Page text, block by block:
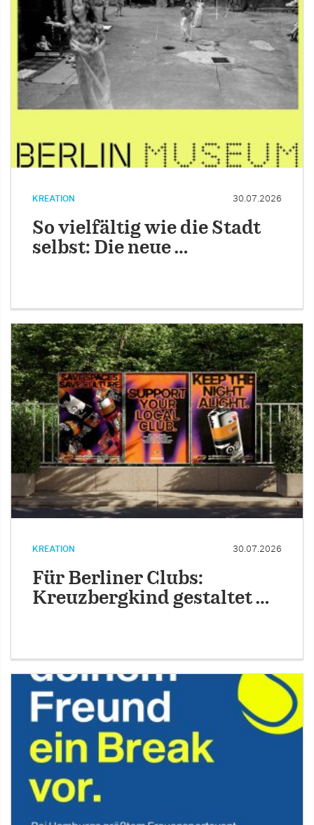
KREATION 30.07.2026
So vielfältig wie die Stadt
selbst: Die neue …
KREATION 30.07.2026
Für Berliner Clubs:
Kreuzbergkind gestaltet …